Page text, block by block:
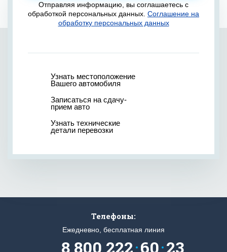
Отправляя информацию, вы соглашаетесь с
обработкой персональных данных. Соглашение на
обработку персональных данных
Узнать местоположение
Вашего автомобиля
Записаться на сдачу-
прием авто
Узнать технические
детали перевозки
Телефоны:
Ежедневно, бесплатная линия
8 800 222 60 23